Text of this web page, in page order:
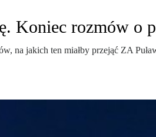
Koniec rozmów o
na jakich ten miałby przejąć ZA